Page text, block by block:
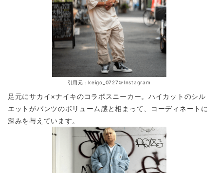
引用元：keigo_0727＠Instagram
足元にサカイ×ナイキのコラボスニーカー。ハイカットのシル
エットがパンツのボリューム感と相まって、コーディネートに
深みを与えています。